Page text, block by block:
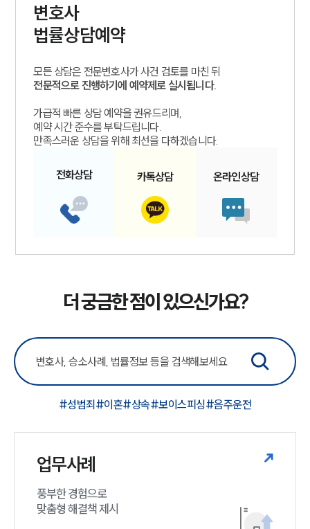
변호사
법률상담예약
모든 상담은 전문변호사가 사건 검토를 마친 뒤
전문적으로 진행하기에 예약제로 실시됩니다.
가급적 빠른 상담 예약을 권유드리며,
예약 시간 준수를 부탁드립니다.
만족스러운 상담을 위해 최선을 다하겠습니다.
전화상담 카톡상담 온라인상담
더 궁금한 점이 있으신가요?
#성범죄#이혼#상속#보이스피싱#음주운전
업무사례
풍부한 경험으로
맞춤형 해결책 제시